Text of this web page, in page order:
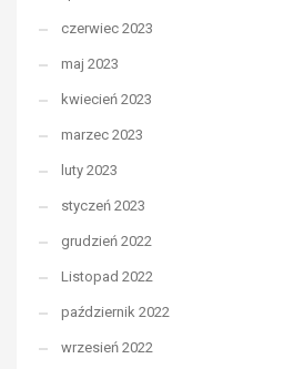
czerwiec 2023
maj 2023
kwiecień 2023
marzec 2023
luty 2023
styczeń 2023
grudzień 2022
Listopad 2022
październik 2022
wrzesień 2022